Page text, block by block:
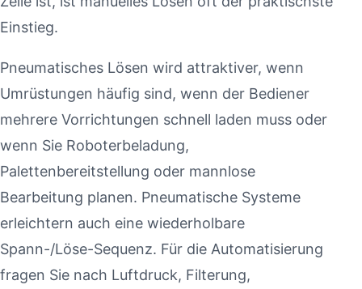
Einstieg.
Pneumatisches Lösen wird attraktiver, wenn
Umrüstungen häufig sind, wenn der Bediener
mehrere Vorrichtungen schnell laden muss oder
wenn Sie Roboterbeladung,
Palettenbereitstellung oder mannlose
Bearbeitung planen. Pneumatische Systeme
erleichtern auch eine wiederholbare
Spann-/Löse-Sequenz. Für die Automatisierung
fragen Sie nach Luftdruck, Filterung,